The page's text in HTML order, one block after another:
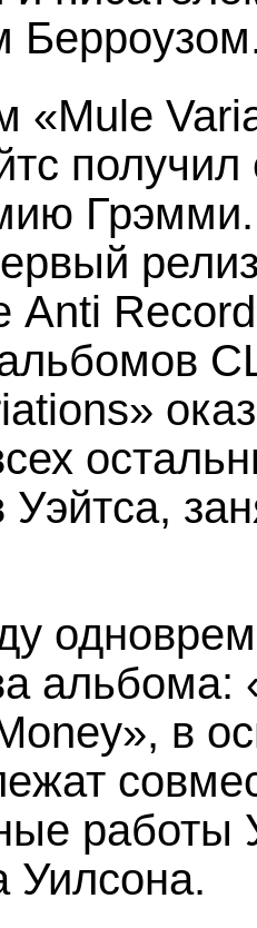
«Mule
Anti
альбомов
Уэйтса,
альбома:
в
работы
Уилсона.